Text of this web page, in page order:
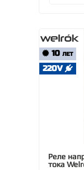
10 ЛЕТ
220V
Реле
тока